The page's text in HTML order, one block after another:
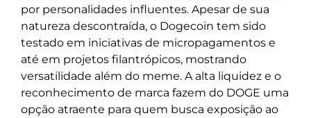
por personalidades influentes. Apesar de sua
natureza descontraída, o Dogecoin tem sido
testado em iniciativas de micropagamentos e
até em projetos filantrópicos, mostrando
versatilidade além do meme. A alta liquidez e o
reconhecimento de marca fazem do DOGE uma
opção atraente para quem busca exposição ao